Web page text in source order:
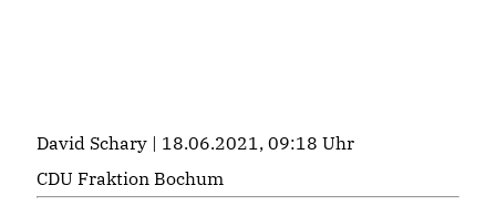
David Schary | 18.06.2021, 09:18 Uhr
CDU Fraktion Bochum